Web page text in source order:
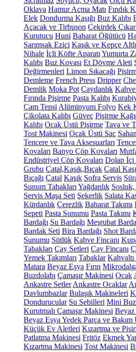
Oklava Hamur Açma Matı Fındık
Elek Dondurma Kaşığı Buz Kalıbı
Açacak ve Tirbuşon Çekirdek
Kurutucu Huni Baharat Öğütücü
Sarımsak Ezici Kaşık ve Kepçe
Nihale İçli Köfte Aparatı Yumurta
Kalıbı Buz Kovası Et Dövme Aleti
Değirmenleri Limon Sıkacağı
Demleme French Press Dripper
Demlik Moka Pot Çaydanlık
Fırında Pişirme Pasta Kalıbı
Cam Tepsi Alüminyum Folyo Kek
Çikolata Kalıbı Güveç Pişirme
Kalıbı Ocak Üstü Pişirme Tava ve
Tost Makinesi Ocak Üstü Sac Sahan
Tencere ve Tava Aksesuarları
Kovaları Banyo Çöp Kovaları
Endüstriyel Çöp Kovaları Dolap İçi
Grubu Çatal,Kaşık,Bıçak Çatal
Bıçağı Çatal Kaşık Sofra Servis
Sunum Tabakları Yağdanlık
Servis Maşa Seti Şekerlik Salata
Kürdanlık Çerezlik Baharat Takımı
Sepeti Pasta Sunumu Pasta Takımı
Bardağı Su Bardağı Meşrubat
Bardak Seti Bira Bardağı Shot
Sunumu Sütlük Kahve Fincanı
Tabakları Çay Setleri Çay Fincanı
Yemek Takımları Tabaklar Kahvaltı
Matara Beyaz Eşya Fırın
Buzdolabı Çamaşır Makinesi Ocak
Ankastre Setler Ankastre Ocaklar
Davlumbazlar Bulaşık Makineleri
Dondurucular Su Sebilleri Mini
Kurutmalı Çamaşır Makinesi Beyaz
Beyaz Eşya Yedek Parça ve Bakım
Küçük Ev Aletleri Kızartma ve
Patlatma Makinesi Fritöz Ekmek
Kızartma Makinesi Tost Makinesi